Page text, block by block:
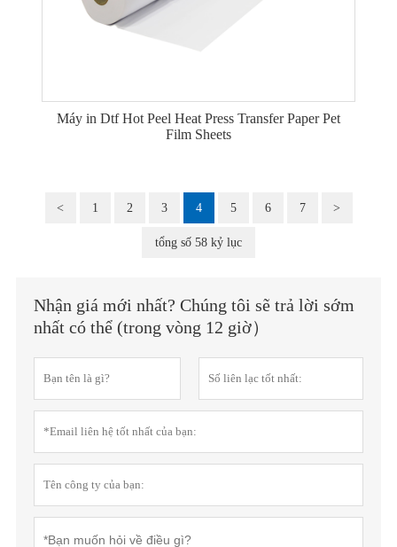
Máy in Dtf Hot Peel Heat Press Transfer Paper Pet
Film Sheets
< 1 2 3 4 5 6 7 >
tổng số 58 kỷ lục
Nhận giá mới nhất? Chúng tôi sẽ trả lời sớm
nhất có thể (trong vòng 12 giờ）